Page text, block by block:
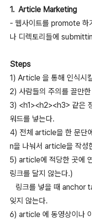
1. Article Marketing
- 웹사이트를 promote 하
나 디렉토리들에
Steps
1) Article 을 통해 인식시
2) 사람들의 주의를 끌만
3) <h1><h2><h3> 같은
워드를 넣는다.
4) 전체 article을 한 문단
n을 나눠서 article을 작성
5) article에 적당한 곳에
링크를 달지 않는다.)
링크를 넣을 때 anchor
잊지 않는다.
6) article 에 동영상이나